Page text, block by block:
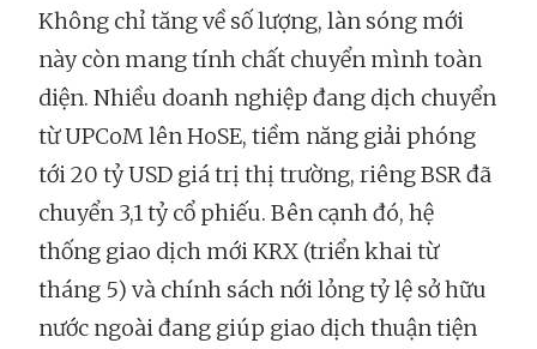
Không chỉ tăng về số lượng, làn sóng mới
này còn mang tính chất chuyển mình toàn
diện. Nhiều doanh nghiệp đang dịch chuyển
từ UPCoM lên HoSE, tiềm năng giải phóng
tới 20 tỷ USD giá trị thị trường, riêng BSR đã
chuyển 3,1 tỷ cổ phiếu. Bên cạnh đó, hệ
thống giao dịch mới KRX (triển khai từ
tháng 5) và chính sách nới lỏng tỷ lệ sở hữu
nước ngoài đang giúp giao dịch thuận tiện